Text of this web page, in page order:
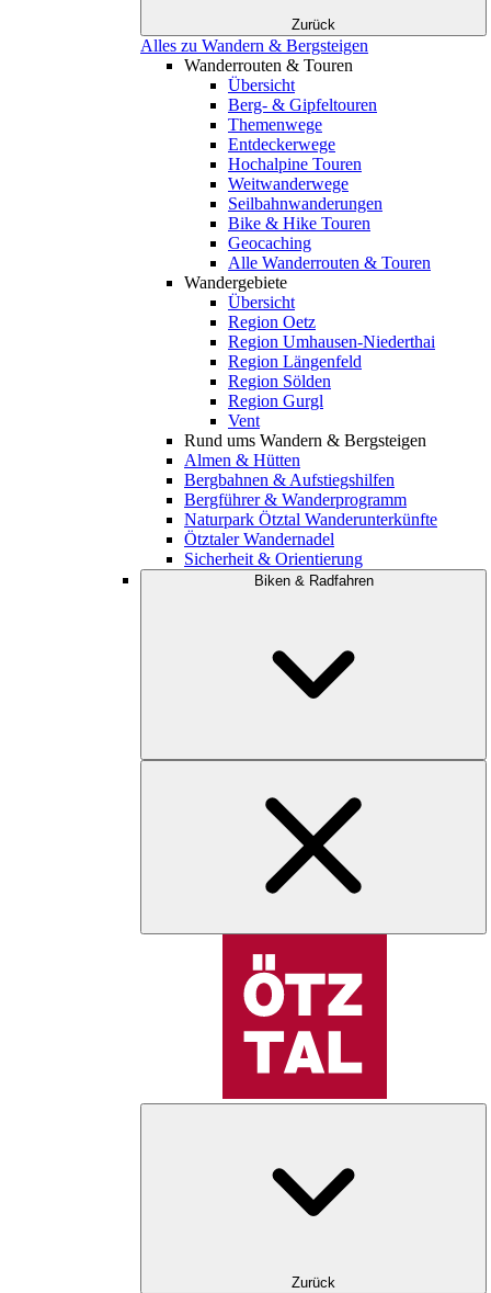
Zurück
Alles zu Wandern & Bergsteigen
Wanderrouten & Touren
Übersicht
Berg- & Gipfeltouren
Themenwege
Entdeckerwege
Hochalpine Touren
Weitwanderwege
Seilbahnwanderungen
Bike & Hike Touren
Geocaching
Alle Wanderrouten & Touren
Wandergebiete
Übersicht
Region Oetz
Region Umhausen-Niederthai
Region Längenfeld
Region Sölden
Region Gurgl
Vent
Rund ums Wandern & Bergsteigen
Almen & Hütten
Bergbahnen & Aufstiegshilfen
Bergführer & Wanderprogramm
Naturpark Ötztal Wanderunterkünfte
Ötztaler Wandernadel
Sicherheit & Orientierung
Biken & Radfahren
Zurück